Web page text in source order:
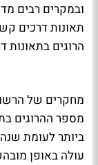
ובמקרים רבים
תאונות דרכים
הרוגים בתאונות
מחקרים של
מספר ההרוגים
ביותר לעומת
עולה באופן